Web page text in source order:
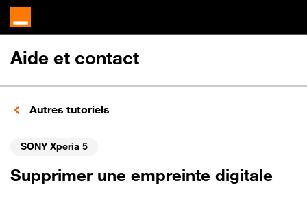
Aide et contact
Autres tutoriels
SONY Xperia 5
Supprimer une empreinte digitale